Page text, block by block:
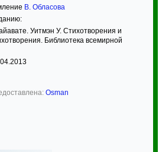
В. Обласова
Уитмэн У. Стихотворения и
Библиотека всемирной
Osman